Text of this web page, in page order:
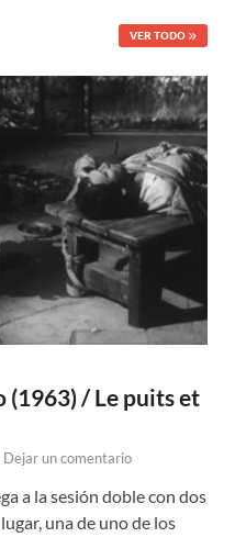
VER TODO
(1963) / Le puits et
Dejar un comentario
a la sesión doble con dos
una de uno de los